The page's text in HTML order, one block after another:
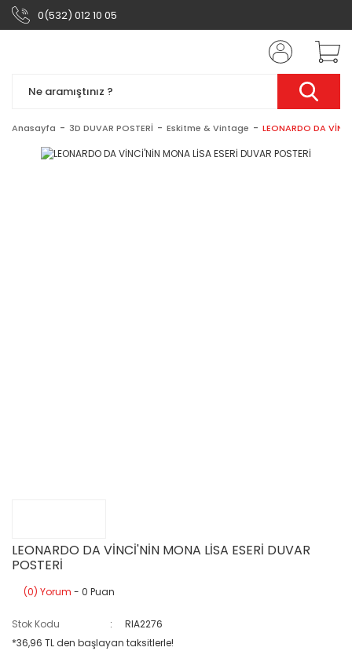
0(532) 012 10 05
Anasayfa 3D DUVAR POSTERİ Eskitme & Vintage LEONARDO DA
LEONARDO DA VİNCİ'NİN MONA LİSA ESERİ DUVAR
POSTERİ
(0) Yorum - 0 Puan
Stok Kodu
RIA2276
*36,96 TL den başlayan taksitlerle!